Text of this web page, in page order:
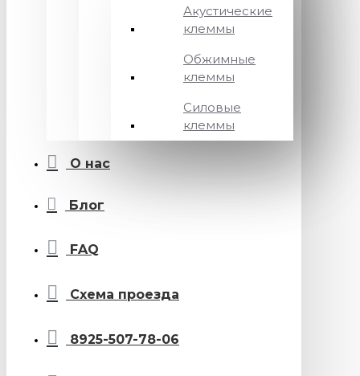
Акустические
клеммы
Обжимные
клеммы
Силовые
клеммы
О нас
Блог
FAQ
Схема проезда
8925-507-78-06